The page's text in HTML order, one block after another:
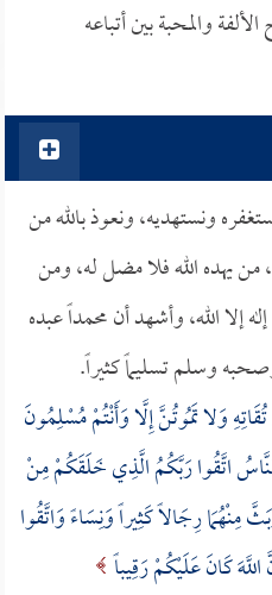
والمحبة بين أتباعه
ونستهديه، ونعوذ بالله من
من يهده الله فلا مضل له، ومن
إلا الله، وأشهد أن محمداً عبده
وسلم تسليماً كثيراً.
تُقَاتِهِ وَلا تَمُوتُنَّ إِلَّا وَأَنْتُمْ مُسْلِمُونَ
اتَّقُوا رَبَّكُمُ الَّذِي خَلَقَكُمْ مِنْ
رِجَالاً كَثِيراً وَنِسَاءً وَاتَّقُوا
كَانَ عَلَيْكُمْ رَقِيباً